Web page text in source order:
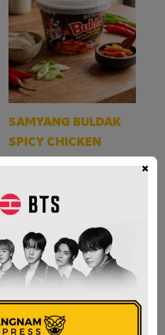
SAMYANG BULDAK
SPICY CHICKEN
AÑADIR AL CARRITO
×